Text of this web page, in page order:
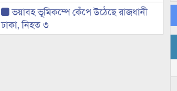
ভয়াবহ ভূমিকম্পে কেঁপে উঠেছে রাজধানী
ঢাকা, নিহত ৩